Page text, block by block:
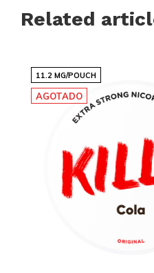
profesional, pedir snus o
experiencia discreta y
Descubre el catálogo
el sabor que encaja con tu
disponibilidad y compara
Instagram . Pide online de
ofertas exclusivas para
Related
11.2 MG/POUCH
AGOTADO